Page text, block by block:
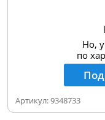
Но,
по
Артикул:9348733